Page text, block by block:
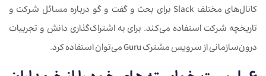
کانال‌های مختلف Slack برای بحث و گفت و گو درباره مسائل شرکت و
تاریخچه شرکت استفاده می‌کند. برای به اشتراک‌گذاری دانش و تجربیات
درون‌سازمانی از سرویس مشترک Guru می‌توان استفاده کرد.